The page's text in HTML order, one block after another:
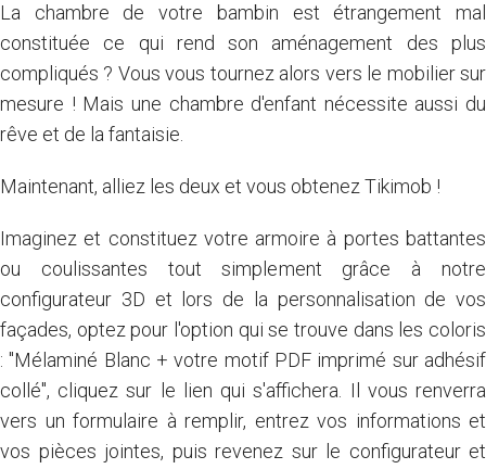
La chambre de votre bambin est étrangement mal
constituée ce qui rend son aménagement des plus
compliqués ? Vous vous tournez alors vers le mobilier sur
mesure ! Mais une chambre d'enfant nécessite aussi du
rêve et de la fantaisie.
Maintenant, alliez les deux et vous obtenez Tikimob !
Imaginez et constituez votre armoire à portes battantes
ou coulissantes tout simplement grâce à notre
configurateur 3D et lors de la personnalisation de vos
façades, optez pour l'option qui se trouve dans les coloris
: "Mélaminé Blanc + votre motif PDF imprimé sur adhésif
collé", cliquez sur le lien qui s'affichera. Il vous renverra
vers un formulaire à remplir, entrez vos informations et
vos pièces jointes, puis revenez sur le configurateur et